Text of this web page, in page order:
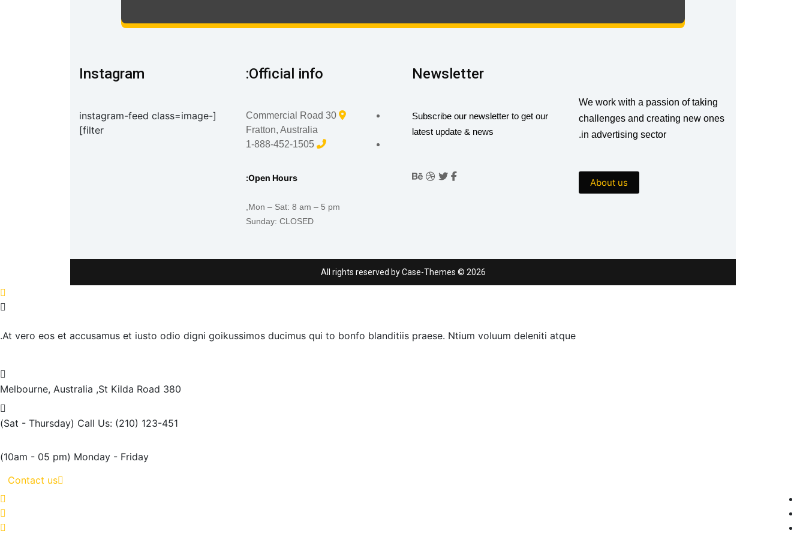
We work with a passion of taking
challenges and creating new ones
in advertising sector.
About us
Newsletter
Subscribe our newsletter to get our
latest update & news
Official info:
30 Commercial Road
Fratton, Australia
1-888-452-1505
Open Hours:
Mon – Sat: 8 am – 5 pm,
Sunday: CLOSED
Instagram
[instagram-feed class=image-
filter]
2026
© All rights reserved by
Case-Themes
At vero eos et accusamus et iusto odio digni goikussimos ducimus qui to bonfo blanditiis praese. Ntium voluum deleniti atque.
380 St Kilda Road,
Melbourne, Australia
Call Us: (210) 123-451
(Sat - Thursday)
Monday - Friday
(10am - 05 pm)
Contact us